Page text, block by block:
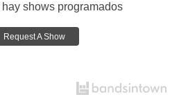
shows programados
Request A Show